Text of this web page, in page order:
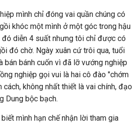
mình chỉ đóng vai quần chúng có
khóc một mình ở một góc trong hậu
đó diễn 4 suất nhưng tôi chỉ được có
đó chờ. Ngày xuân cứ trôi qua, tuổi
bán bánh cuốn vì đã lỡ vướng nghiệp
nghiệp gọi vui là hai cô đào "chớm
không nhất thiết là vai chính, đạo
Dung bộc bạch.
mình hạn chế nhận lời tham gia